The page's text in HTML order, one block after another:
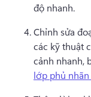
độ nhanh.
Chỉnh sửa
các kỹ thuật
cảnh nhanh,
lớp phủ nhãn